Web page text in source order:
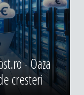
- Oaza
cresteri